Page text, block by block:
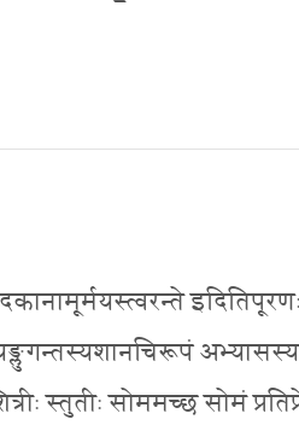
स्तुतीः सोममच्छ सोमं